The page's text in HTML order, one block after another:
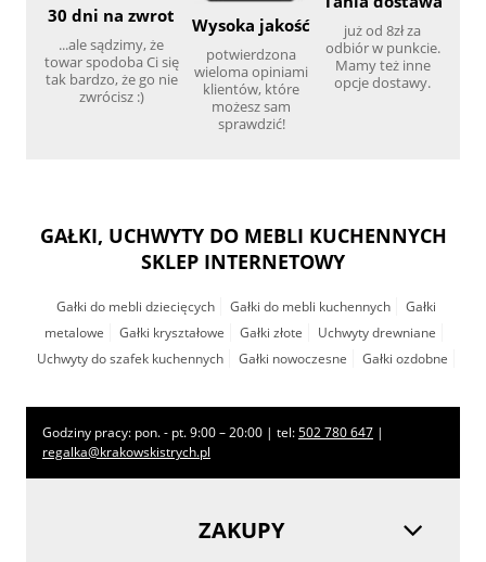
30 dni na zwrot
...ale sądzimy, że
towar spodoba Ci się
tak bardzo, że go nie
zwrócisz :)
Wysoka jakość
potwierdzona
wieloma opiniami
klientów, które
możesz sam
sprawdzić!
już od 8zł za
odbiór w punkcie.
Mamy też inne
opcje dostawy.
GAŁKI, UCHWYTY DO MEBLI KUCHENNYCH
SKLEP INTERNETOWY
Gałki do mebli dziecięcych Gałki do mebli kuchennych
Gałki
metalowe
Gałki kryształowe Gałki złote
Uchwyty drewniane
Uchwyty do szafek kuchennych
Gałki nowoczesne Gałki ozdobne
Godziny pracy: pon. - pt. 9:00 – 20:00 | tel:502 780 647 |
regalka@krakowskistrych.pl
ZAKUPY